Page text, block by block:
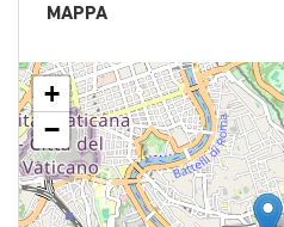
MAPPA
+
−